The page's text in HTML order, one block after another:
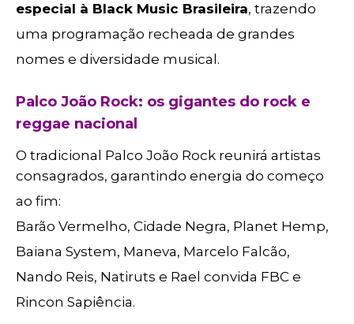
especial à Black Music Brasileira, trazendo
uma programação recheada de grandes
nomes e diversidade musical.
Palco João Rock: os gigantes do rock e
reggae nacional
O tradicional Palco João Rock reunirá artistas
consagrados, garantindo energia do começo
ao fim:
Barão Vermelho, Cidade Negra, Planet Hemp,
Baiana System, Maneva, Marcelo Falcão,
Nando Reis, Natiruts e Rael convida FBC e
Rincon Sapiência.